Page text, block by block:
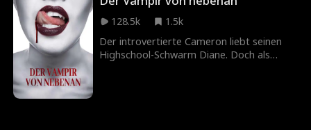
128.5k
1.5k
Der introvertierte Cameron liebt seinen
Highschool-Schwarm Diane. Doch als